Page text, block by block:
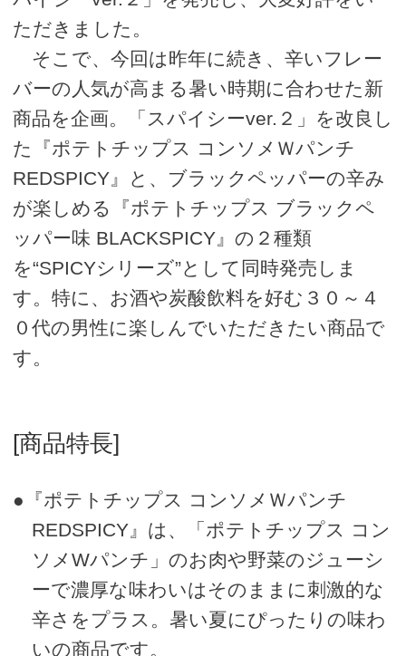
ただきました。
そこで、今回は昨年に続き、辛いフレー
バーの人気が高まる暑い時期に合わせた新
商品を企画。「スパイシーver.２」を改良し
た『ポテトチップス コンソメＷパンチ
REDSPICY』と、ブラックペッパーの辛み
が楽しめる『ポテトチップス ブラックペ
ッパー味 BLACKSPICY』の２種類
を“SPICYシリーズ”として同時発売しま
す。特に、お酒や炭酸飲料を好む３０～４
０代の男性に楽しんでいただきたい商品で
す。
[商品特長]
●『ポテトチップス コンソメＷパンチ
REDSPICY』は、「ポテトチップス コン
ソメWパンチ」のお肉や野菜のジューシ
ーで濃厚な味わいはそのままに刺激的な
辛さをプラス。暑い夏にぴったりの味わ
いの商品です。